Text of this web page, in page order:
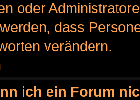
oder
dass
verändern.
ich ein Forum